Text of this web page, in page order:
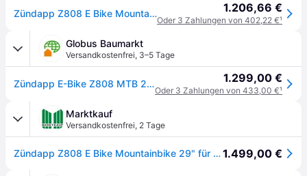
Zündapp Z808 E Bike Mountainbike 29 Zoll schwarz orange 1.206,66 €
Oder 3 Zahlungen von 402,22 €¹
Globus Baumarkt
Versandkostenfrei, 3–5 Tage
Zündapp E-Bike Z808 MTB 29 Zoll 10-Gang 550 Wh schwarz orange 1.299,00 €
Oder 3 Zahlungen von 433,00 €¹
Marktkauf
Versandkostenfrei, 2 Tage
Zündapp Z808 E Bike Mountainbike 29" für Herren ab 160 cm Pedelec 10 Gang Elektrofahrrad 540Wh Scheibenbremsen1.499,00 €